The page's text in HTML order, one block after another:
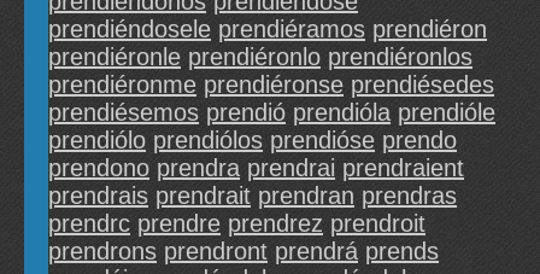
prendiéndosele prendiéramos prendiéron
prendiéronle prendiéronlo prendiéronlos
prendiéronme prendiéronse prendiésedes
prendiésemos prendió prendióla prendióle
prendiólo prendiólos prendióse prendo
prendono prendra prendrai prendraient
prendrais prendrait prendran prendras
prendrc prendre prendrez prendroit
prendrons prendront prendrá prends